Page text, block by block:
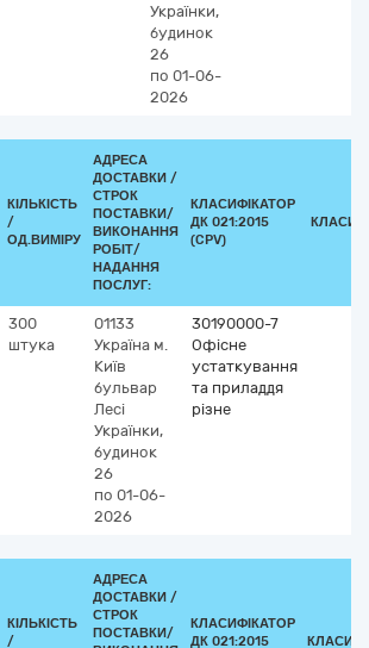
Українки,
будинок
26
по 01-06-
2026
КІЛЬКІСТЬ
/
ОД.ВИМІРУ
АДРЕСА
ДОСТАВКИ /
СТРОК
ПОСТАВКИ/
ВИКОНАННЯ
РОБІТ/
НАДАННЯ
ПОСЛУГ:
КЛАСИФІКАТОР
ДК 021:2015
(CPV)
300
штука
01133
Україна м.
Київ
бульвар
Лесі
Українки,
будинок
26
по 01-06-
2026
30190000-7
Офісне
устаткування
та приладдя
різне
КІЛЬКІСТЬ
/
АДРЕСА
ДОСТАВКИ /
СТРОК
ПОСТАВКИ/
КЛАСИФІКАТОР
ДК 021:2015